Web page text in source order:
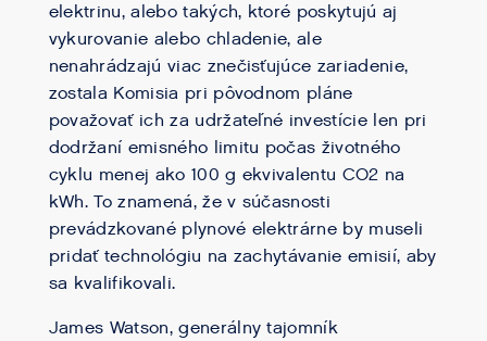
elektrinu, alebo takých, ktoré poskytujú aj
vykurovanie alebo chladenie, ale
nenahrádzajú viac znečisťujúce zariadenie,
zostala Komisia pri pôvodnom pláne
považovať ich za udržateľné investície len pri
dodržaní emisného limitu počas životného
cyklu menej ako 100 g ekvivalentu CO2 na
kWh. To znamená, že v súčasnosti
prevádzkované plynové elektrárne by museli
pridať technológiu na zachytávanie emisií, aby
sa kvalifikovali.
James Watson, generálny tajomník